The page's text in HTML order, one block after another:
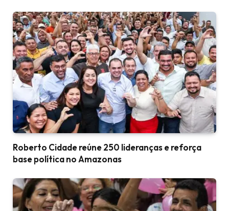
Roberto Cidade reúne 250 lideranças e reforça
base política no Amazonas